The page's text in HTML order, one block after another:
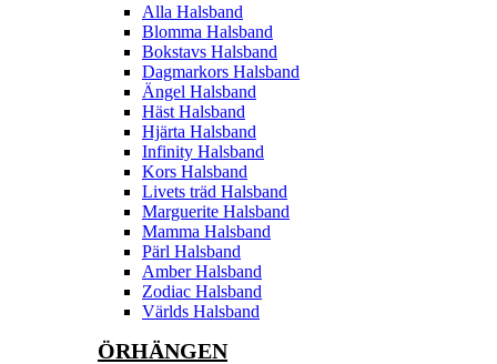
Alla Halsband
Blomma Halsband
Bokstavs Halsband
Dagmarkors Halsband
Ängel Halsband
Häst Halsband
Hjärta Halsband
Infinity Halsband
Kors Halsband
Livets träd Halsband
Marguerite Halsband
Mamma Halsband
Pärl Halsband
Amber Halsband
Zodiac Halsband
Världs Halsband
ÖRHÄNGEN